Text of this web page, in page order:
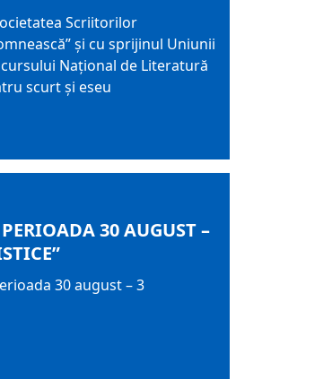
Scriitorilor
şi cu sprijinul Uniunii
Naţional de Literatură
scurt şi eseu
30 AUGUST –
30 august – 3